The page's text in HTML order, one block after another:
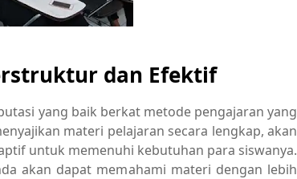
dan Efektif
yang baik berkat metode pengajaran yang
materi pelajaran secara lengkap, akan
untuk memenuhi kebutuhan para siswanya.
akan dapat memahami materi dengan lebih